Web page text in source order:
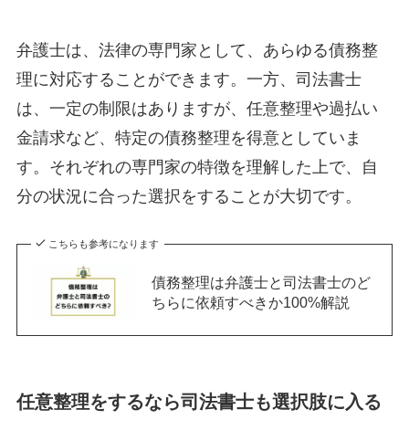
弁護士は、法律の専門家として、あらゆる債務整
理に対応することができます。一方、司法書士
は、一定の制限はありますが、任意整理や過払い
金請求など、特定の債務整理を得意としていま
す。それぞれの専門家の特徴を理解した上で、自
分の状況に合った選択をすることが大切です。
こちらも参考になります
債務整理は弁護士と司法書士のど
ちらに依頼すべきか100%解説
任意整理をするなら司法書士も選択肢に入る